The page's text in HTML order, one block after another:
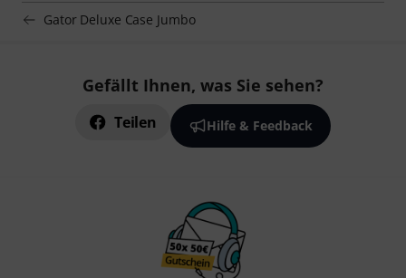
Gator Deluxe Case Jumbo
Gefällt Ihnen, was Sie sehen?
Teilen Hilfe & Feedback